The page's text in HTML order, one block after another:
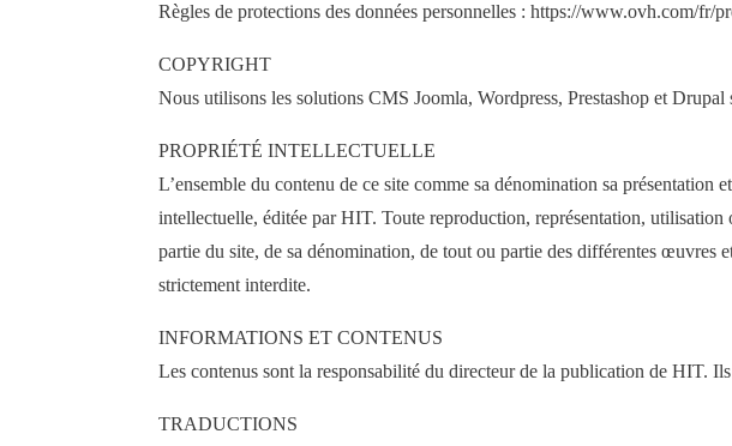
Règles de protections des données personnelles : https://www.ovh.com/fr/
COPYRIGHT
Nous utilisons les solutions CMS Joomla, Wordpress, Prestashop et
PROPRIÉTÉ INTELLECTUELLE
L’ensemble du contenu de ce site comme sa dénomination sa
intellectuelle, éditée par HIT. Toute reproduction, représentation,
partie du site, de sa dénomination, de tout ou partie des différentes œuvres
strictement interdite.
INFORMATIONS ET CONTENUS
Les contenus sont la responsabilité du directeur de la publication de HIT.
TRADUCTIONS